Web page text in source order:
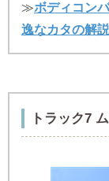
≫ボディコン
逸なカタの解
トラック7